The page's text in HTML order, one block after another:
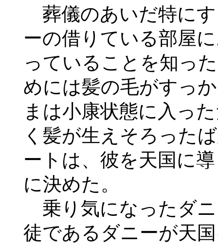
葬儀のあいだ特に
ーの借りている部屋
っていることを知っ
めには髪の毛がすっ
まは小康状態に入っ
く髪が生えそろった
ートは、彼を天国に
に決めた。
乗り気になったダ
徒であるダニーが天